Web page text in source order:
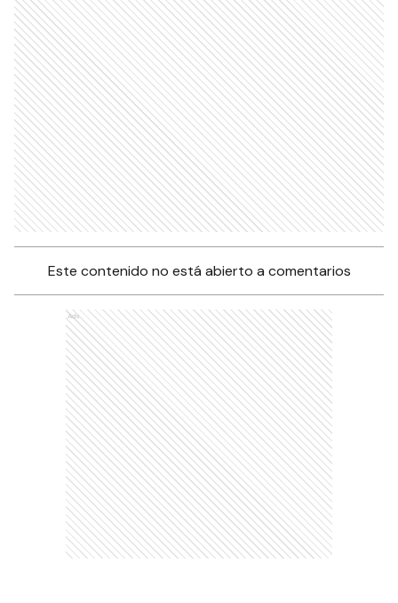
Este contenido no está abierto a comentarios
Ads